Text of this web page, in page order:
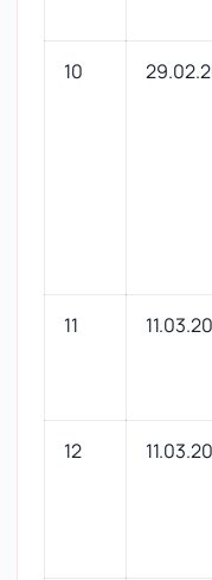
10
11
12